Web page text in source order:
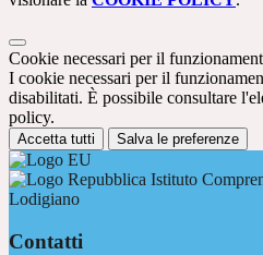
Cookie necessari per il
I cookie necessari per il
disabilitati. È possibile consultare
policy.
Accetta tutti Salva le preferenze
Istituto
Lodigiano
Contatti